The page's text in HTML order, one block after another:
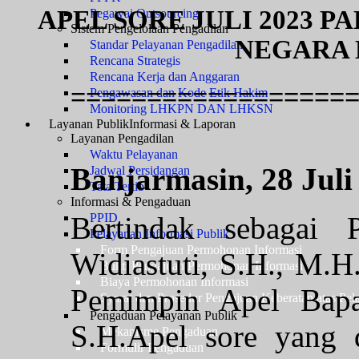
Pegawai Outsourcing
Sistem Pengelolaan Pengadilan
Standar Pelayanan Pengadilan
Rencana Strategis
Rencana Kerja dan Anggaran
Pengawasan dan Kode Etik Hakim
Monitoring LHKPN DAN LHKSN
Layanan PublikInformasi & Laporan
Layanan Pengadilan
Waktu Pelayanan
Jadwal Persidangan
Tata Tertib
Informasi & Pengaduan
PPID
Pelayanan Informasi Publik
Form Pengajuan Permohonan Informasi
Bukti Pengajuan Permohonan Informasi
Biaya Permohonan Informasi
Syarat dan Prosedur Pengajuan Keberatan atas
Pengaduan Pelayanan Publik
Mekanisme Pengaduan
Formulir Pengaduan
APEL SORE JULI 2023
NEGARA
Banjarmasin, 28 Juli
Bertindak sebagai
Widiastuti, S.H.,
Pemimpin Apel
S.H.Apel sore